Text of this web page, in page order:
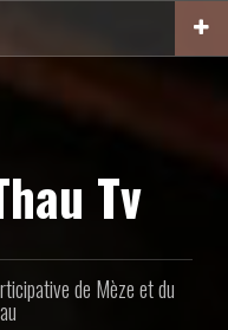
Tv
de Mèze et du